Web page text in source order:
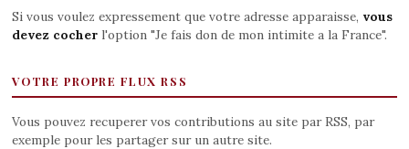
Si vous voulez expressement que votre adresse apparaisse, vous
devez cocherl'option "Je fais don de mon intimite a la France".
VOTRE PROPRE FLUX RSS
Vous pouvez recuperer vos contributions au site par RSS, par
exemple pour les partager sur un autre site.